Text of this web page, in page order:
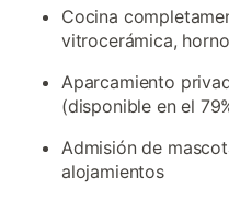
Cocina
vitrocerámica,
Aparcamiento
(disponible en el
Admisión de
alojamientos